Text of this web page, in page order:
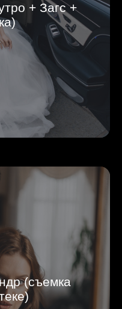
+ Загс +
(съемка